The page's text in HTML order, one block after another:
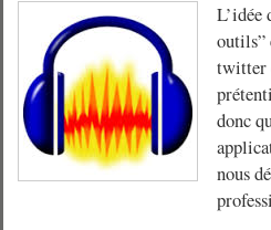
L’idée
outils”
twitter
donc
nous